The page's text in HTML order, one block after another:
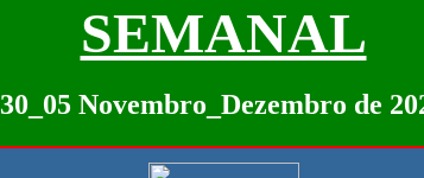
SEMANAL
30_05 Novembro_Dezembro de